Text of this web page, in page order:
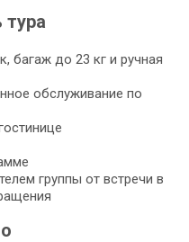
багаж до 23 кг и ручная
обслуживание по
группы от встречи в